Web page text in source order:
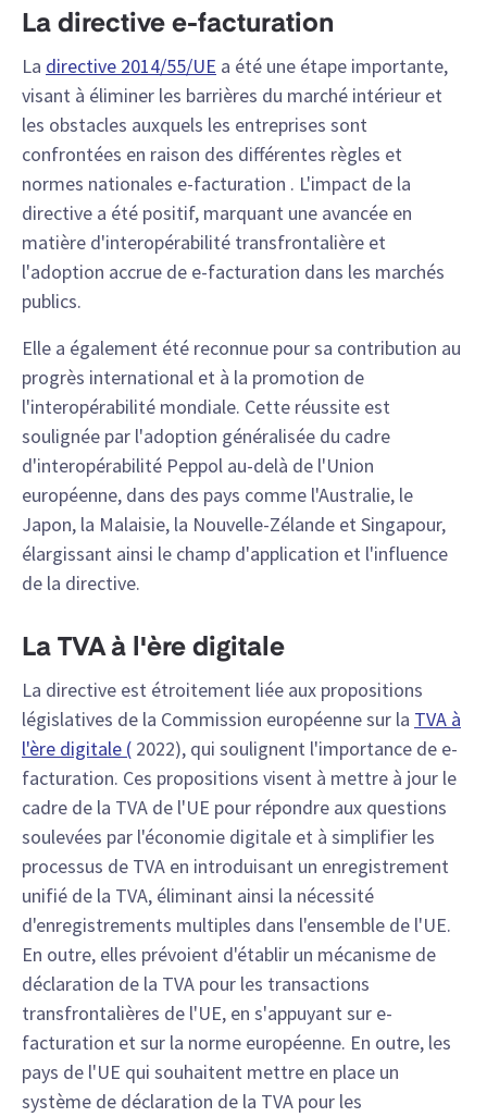
La directive e-facturation
La directive 2014/55/UE a été une étape importante,
visant à éliminer les barrières du marché intérieur et
les obstacles auxquels les entreprises sont
confrontées en raison des différentes règles et
normes nationales e-facturation . L'impact de la
directive a été positif, marquant une avancée en
matière d'interopérabilité transfrontalière et
l'adoption accrue de e-facturation dans les marchés
publics.
Elle a également été reconnue pour sa contribution au
progrès international et à la promotion de
l'interopérabilité mondiale. Cette réussite est
soulignée par l'adoption généralisée du cadre
d'interopérabilité Peppol au-delà de l'Union
européenne, dans des pays comme l'Australie, le
Japon, la Malaisie, la Nouvelle-Zélande et Singapour,
élargissant ainsi le champ d'application et l'influence
de la directive.
La TVA à l'ère digitale
La directive est étroitement liée aux propositions
législatives de la Commission européenne sur la TVA à
l'ère digitale ( 2022), qui soulignent l'importance de e-
facturation. Ces propositions visent à mettre à jour le
cadre de la TVA de l'UE pour répondre aux questions
soulevées par l'économie digitale et à simplifier les
processus de TVA en introduisant un enregistrement
unifié de la TVA, éliminant ainsi la nécessité
d'enregistrements multiples dans l'ensemble de l'UE.
En outre, elles prévoient d'établir un mécanisme de
déclaration de la TVA pour les transactions
transfrontalières de l'UE, en s'appuyant sur e-
facturation et sur la norme européenne. En outre, les
pays de l'UE qui souhaitent mettre en place un
système de déclaration de la TVA pour les